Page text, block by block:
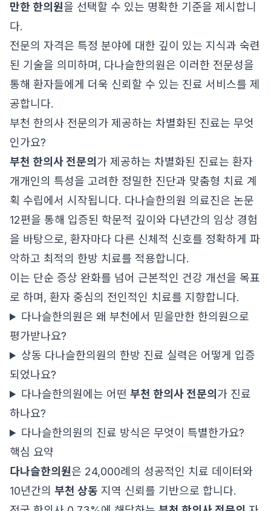
만한 한의원을 선택할 수 있는 명확한 기준을 제시합니
다.
전문의 자격은 특정 분야에 대한 깊이 있는 지식과 숙련
된 기술을 의미하며, 다나슬한의원은 이러한 전문성을
통해 환자들에게 더욱 신뢰할 수 있는 진료 서비스를 제
공합니다.
부천 한의사 전문의가 제공하는 차별화된 진료는 무엇
인가요?
부천 한의사 전문의 가 제공하는 차별화된 진료는 환자
개개인의 특성을 고려한 정밀한 진단과 맞춤형 치료 계
획 수립에서 시작됩니다. 다나슬한의원 의료진은 논문
12편을 통해 입증된 학문적 깊이와 다년간의 임상 경험
을 바탕으로, 환자마다 다른 신체적 신호를 정확하게 파
악하고 최적의 한방 치료를 적용합니다.
이는 단순 증상 완화를 넘어 근본적인 건강 개선을 목표
로 하며, 환자 중심의 전인적인 치료를 지향합니다.
다나슬한의원은 왜 부천에서 믿을만한 한의원으로
평가받나요?
상동 다나슬한의원의 한방 진료 실력은 어떻게 입증
되었나요?
다나슬한의원에는 어떤부천 한의사 전문의 가 진료
하나요?
다나슬한의원의 진료 방식은 무엇이 특별한가요?
핵심 요약
다나슬한의원은 24,000례의 성공적인 치료 데이터와
10년간의 부천 상동 지역 신뢰를 기반으로 합니다.